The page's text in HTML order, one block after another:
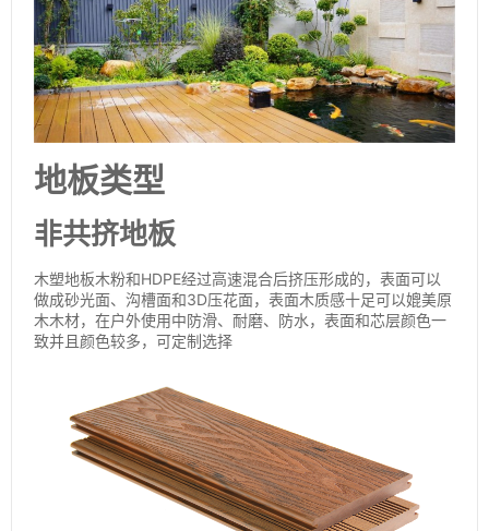
地板类型
非共挤地板
木塑地板木粉和HDPE经过高速混合后挤压形成的，表面可以
做成砂光面、沟槽面和3D压花面，表面木质感十足可以媲美原
木木材，在户外使用中防滑、耐磨、防水，表面和芯层颜色一
致并且颜色较多，可定制选择